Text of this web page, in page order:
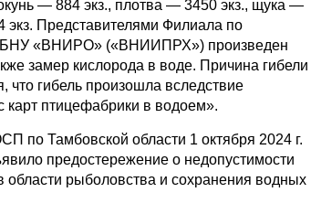
— 884 экз., плотва — 3450 экз., щука —
экз. Представителями Филиала по
«ВНИРО» («ВНИИПРХ») произведен
замер кислорода в воде. Причина гибели
что гибель произошла вследствие
птицефабрики в водоем».
по Тамбовской области 1 октября 2024 г.
предостережение о недопустимости
рыболовства и сохранения водных